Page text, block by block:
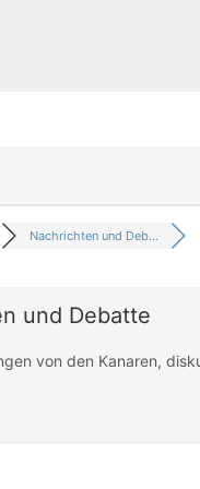
Nachrichten und Deb...
und Debatte
von den Kanaren,